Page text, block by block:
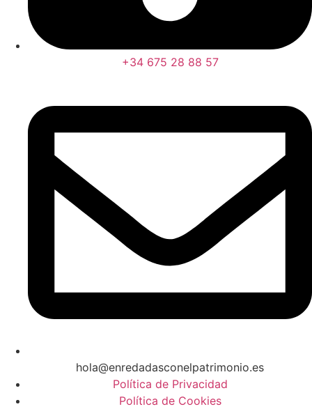
+34 675 28 88 57
hola@enredadasconelpatrimonio.es
Política de Privacidad
Política de Cookies